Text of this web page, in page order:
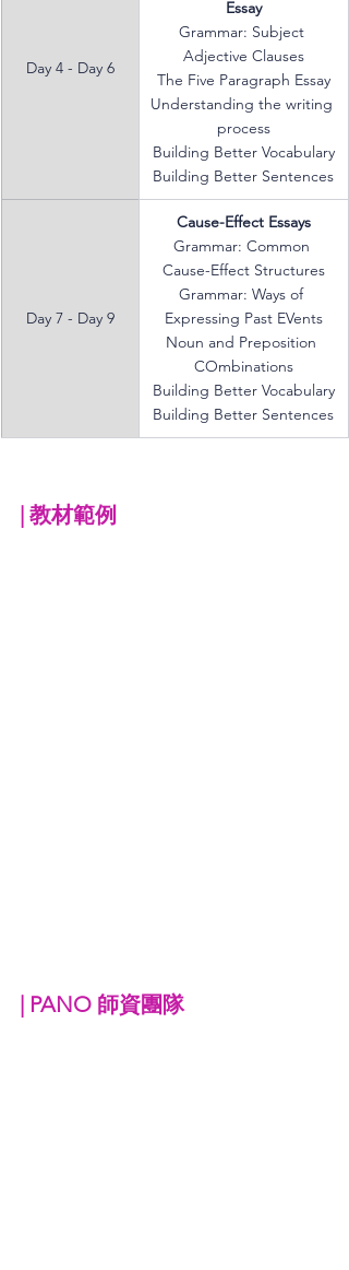
Day 4 - Day 6
Essay
Grammar: Subject
Adjective Clauses
The Five Paragraph Essay
Understanding the writing
process
Building Better Vocabulary
Building Better Sentences
Day 7 - Day 9
Cause-Effect Essays
Grammar: Common
Cause-Effect Structures
Grammar: Ways of
Expressing Past EVents
Noun and Preposition
COmbinations
Building Better Vocabulary
Building Better Sentences
| 教材範例
| PANO 師資團隊